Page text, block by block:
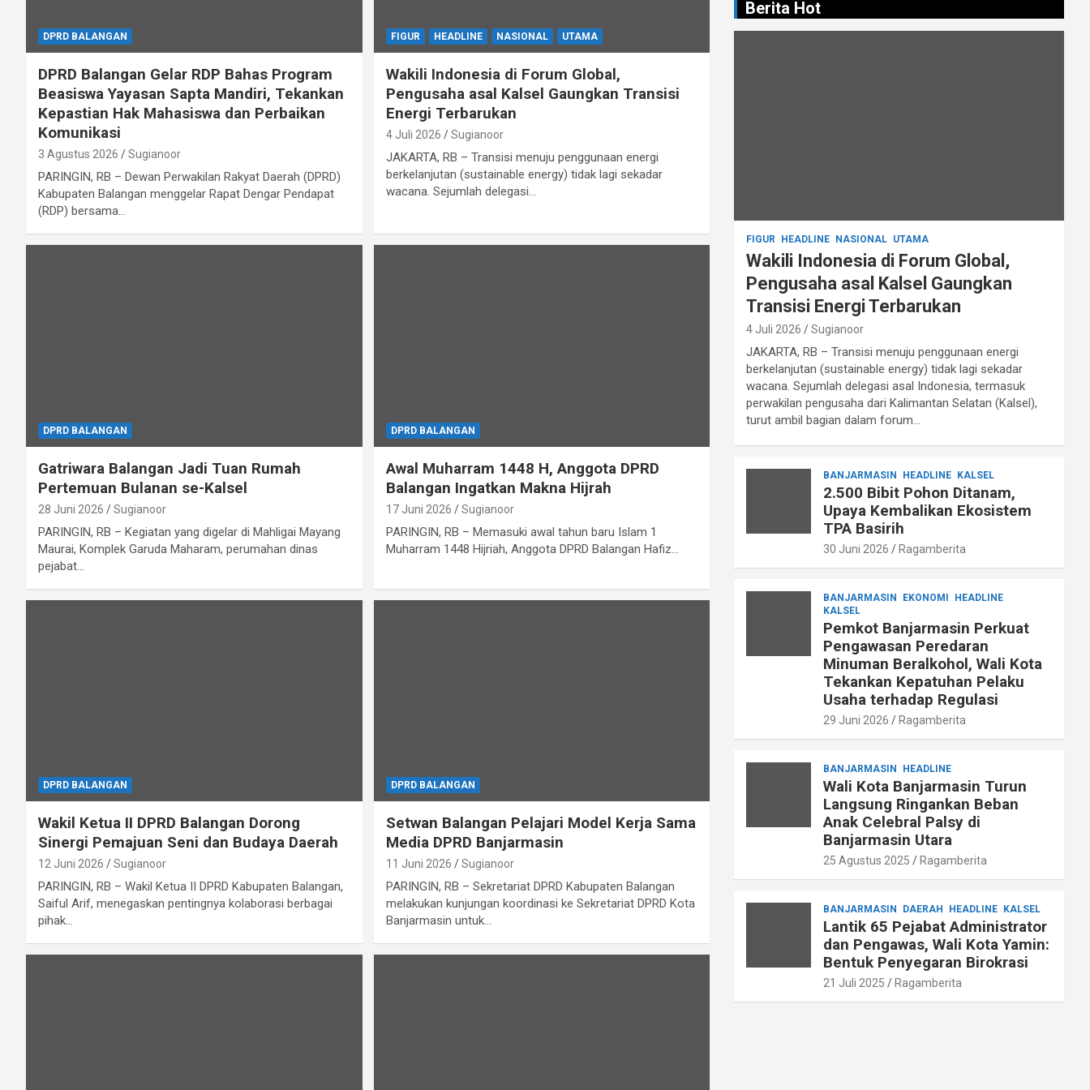
DPRD BALANGAN
DPRD Balangan Gelar RDP Bahas Program
Beasiswa Yayasan Sapta Mandiri, Tekankan
Kepastian Hak Mahasiswa dan Perbaikan
Komunikasi
3 Agustus 2026 Sugianoor
PARINGIN, RB – Dewan Perwakilan Rakyat Daerah (DPRD)
Kabupaten Balangan menggelar Rapat Dengar Pendapat
(RDP) bersama…
FIGUR HEADLINE NASIONAL UTAMA
Wakili Indonesia di Forum Global,
Pengusaha asal Kalsel Gaungkan Transisi
Energi Terbarukan
4 Juli 2026 Sugianoor
JAKARTA, RB – Transisi menuju penggunaan energi
berkelanjutan (sustainable energy) tidak lagi sekadar
wacana. Sejumlah delegasi…
DPRD BALANGAN
Gatriwara Balangan Jadi Tuan Rumah
Pertemuan Bulanan se-Kalsel
28 Juni 2026 Sugianoor
PARINGIN, RB – Kegiatan yang digelar di Mahligai Mayang
Maurai, Komplek Garuda Maharam, perumahan dinas
pejabat…
DPRD BALANGAN
Awal Muharram 1448 H, Anggota DPRD
Balangan Ingatkan Makna Hijrah
17 Juni 2026 Sugianoor
PARINGIN, RB – Memasuki awal tahun baru Islam 1
Muharram 1448 Hijriah, Anggota DPRD Balangan Hafiz…
DPRD BALANGAN
Wakil Ketua II DPRD Balangan Dorong
Sinergi Pemajuan Seni dan Budaya Daerah
12 Juni 2026 Sugianoor
PARINGIN, RB – Wakil Ketua II DPRD Kabupaten Balangan,
Saiful Arif, menegaskan pentingnya kolaborasi berbagai
pihak…
DPRD BALANGAN
Setwan Balangan Pelajari Model Kerja Sama
Media DPRD Banjarmasin
11 Juni 2026 Sugianoor
PARINGIN, RB – Sekretariat DPRD Kabupaten Balangan
melakukan kunjungan koordinasi ke Sekretariat DPRD Kota
Banjarmasin untuk…
Berita Hot
FIGUR HEADLINE NASIONAL UTAMA
Wakili Indonesia di Forum Global,
Pengusaha asal Kalsel Gaungkan
Transisi Energi Terbarukan
4 Juli 2026 Sugianoor
JAKARTA, RB – Transisi menuju penggunaan energi
berkelanjutan (sustainable energy) tidak lagi sekadar
wacana. Sejumlah delegasi asal Indonesia, termasuk
perwakilan pengusaha dari Kalimantan Selatan (Kalsel),
turut ambil bagian dalam forum…
BANJARMASIN HEADLINE KALSEL
2.500 Bibit Pohon Ditanam,
Upaya Kembalikan Ekosistem
TPA Basirih
30 Juni 2026 Ragamberita
BANJARMASIN EKONOMI
HEADLINE
KALSEL
Pemkot Banjarmasin Perkuat
Pengawasan Peredaran
Minuman Beralkohol, Wali Kota
Tekankan Kepatuhan Pelaku
Usaha terhadap Regulasi
29 Juni 2026 Ragamberita
BANJARMASIN HEADLINE
Wali Kota Banjarmasin Turun
Langsung Ringankan Beban
Anak Celebral Palsy di
Banjarmasin Utara
25 Agustus 2025 Ragamberita
BANJARMASIN DAERAH HEADLINE KALSEL
Lantik 65 Pejabat Administrator
dan Pengawas, Wali Kota Yamin:
Bentuk Penyegaran Birokrasi
21 Juli 2025 Ragamberita